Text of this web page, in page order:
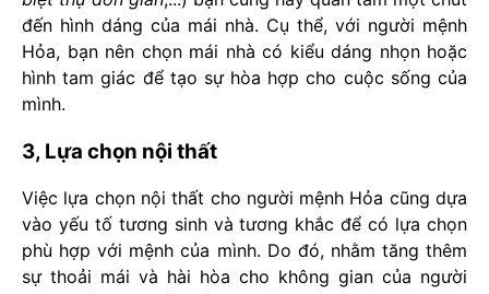
đến hình dáng của mái nhà. Cụ thể, với người mệnh
Hỏa, bạn nên chọn mái nhà có kiểu dáng nhọn hoặc
hình tam giác để tạo sự hòa hợp cho cuộc sống của
mình.
3, Lựa chọn nội thất
Việc lựa chọn nội thất cho người mệnh Hỏa cũng dựa
vào yếu tố tương sinh và tương khắc để có lựa chọn
phù hợp với mệnh của mình. Do đó, nhằm tăng thêm
sự thoải mái và hài hòa cho không gian của người